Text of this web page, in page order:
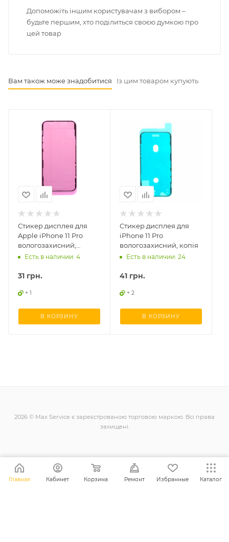
Допоможіть іншим користувачам з вибором –
будьте першим, хто поділиться своєю думкою про
цей товар
Вам також може знадобитися Із цим товаром купують
Стикер дисплея для
Apple iPhone 11 Pro
вологозахисний,
оригінал
Есть в наличии: 4
31 грн.
+ 1
В КОРЗИНУ
Стикер дисплея для
iPhone 11 Pro
вологозахисний, копія
Есть в наличии: 24
41 грн.
+ 2
В КОРЗИНУ
2026 © Max Service є зареєстрованою торговою маркою. Всі права
захищені.
+38 (098) 128-11-11
Главная Кабинет Корзина Ремонт Избранные Каталог